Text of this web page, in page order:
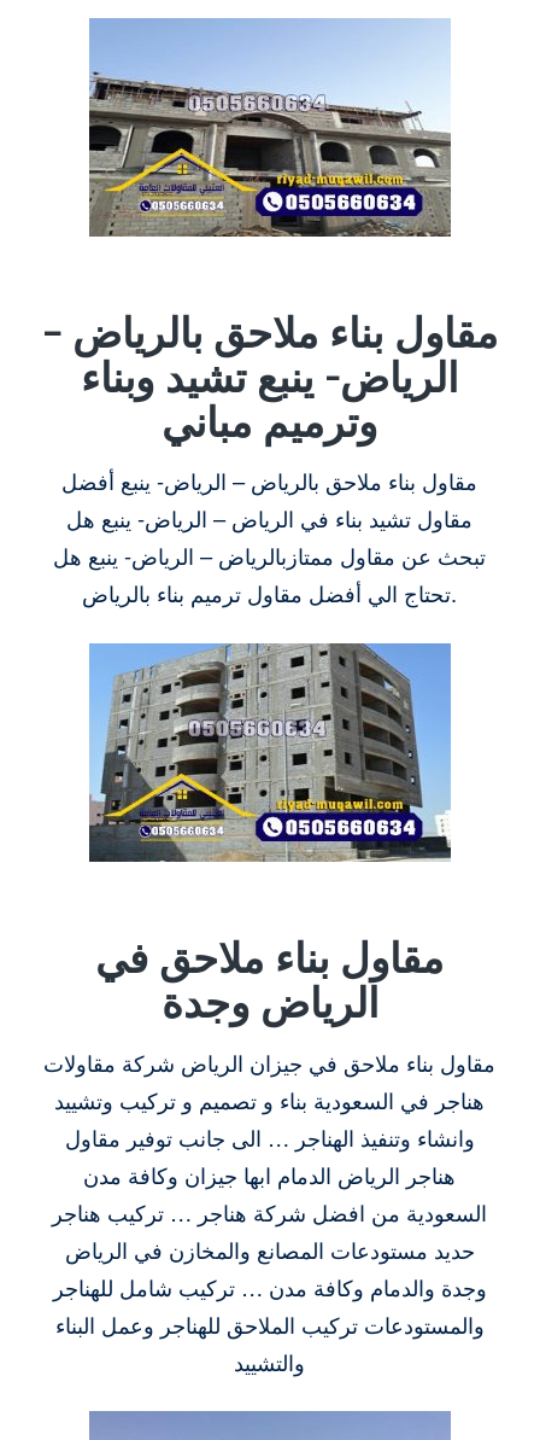
مقاول بناء ملاحق بالرياض –
الرياض- ينبع تشيد وبناء
وترميم مباني
مقاول بناء ملاحق بالرياض – الرياض- ينبع أفضل
مقاول تشيد بناء في الرياض – الرياض- ينبع هل
تبحث عن مقاول ممتازبالرياض – الرياض- ينبع هل
تحتاج الي أفضل مقاول ترميم بناء بالرياض.
مقاول بناء ملاحق في
الرياض وجدة
مقاول بناء ملاحق في جيزان الرياض شركة مقاولات
هناجر في السعودية بناء و تصميم و تركيب وتشييد
وانشاء وتنفيذ الهناجر … الى جانب توفير مقاول
هناجر الرياض الدمام ابها جيزان وكافة مدن
السعودية من افضل شركة هناجر … تركيب هناجر
حديد مستودعات المصانع والمخازن في الرياض
وجدة والدمام وكافة مدن … تركيب شامل للهناجر
والمستودعات تركيب الملاحق للهناجر وعمل البناء
والتشييد